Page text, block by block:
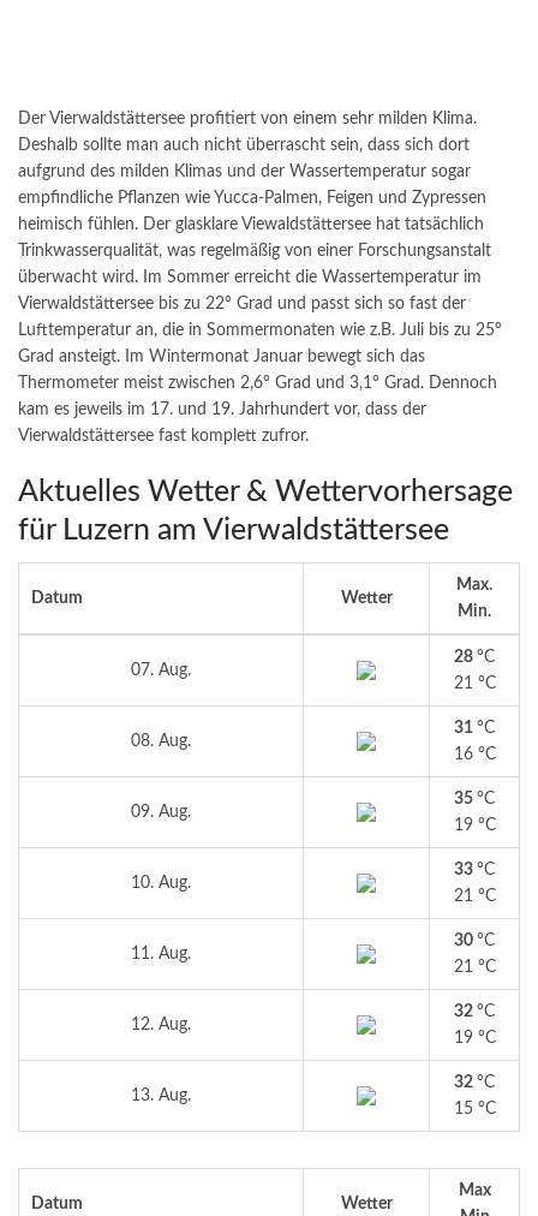
Der Vierwaldstättersee profitiert von einem sehr milden Klima.
Deshalb sollte man auch nicht überrascht sein, dass sich dort
aufgrund des milden Klimas und der Wassertemperatur sogar
empfindliche Pflanzen wie Yucca-Palmen, Feigen und Zypressen
heimisch fühlen. Der glasklare Viewaldstättersee hat tatsächlich
Trinkwasserqualität, was regelmäßig von einer Forschungsanstalt
überwacht wird. Im Sommer erreicht die Wassertemperatur im
Vierwaldstättersee bis zu 22° Grad und passt sich so fast der
Lufttemperatur an, die in Sommermonaten wie z.B. Juli bis zu 25°
Grad ansteigt. Im Wintermonat Januar bewegt sich das
Thermometer meist zwischen 2,6° Grad und 3,1° Grad. Dennoch
kam es jeweils im 17. und 19. Jahrhundert vor, dass der
Vierwaldstättersee fast komplett zufror.
Aktuelles Wetter & Wettervorhersage
für Luzern am Vierwaldstättersee
Datum Wetter
Max.
Min.
07. Aug.
28 °C
21 °C
08. Aug.
31 °C
16 °C
09. Aug.
35 °C
19 °C
10. Aug.
33 °C
21 °C
11. Aug.
30 °C
21 °C
12. Aug.
32 °C
19 °C
13. Aug.
32 °C
15 °C
Datum Wetter
Max